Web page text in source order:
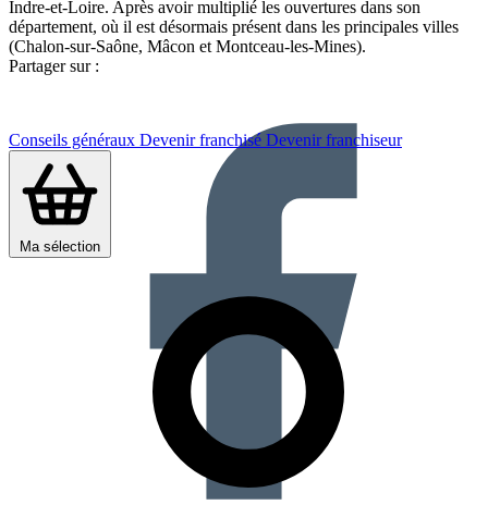
Conseils généraux Devenir franchisé Devenir franchiseur
Ma sélection
Indre-et-Loire. Après avoir multiplié les ouvertures dans son
département, où il est désormais présent dans les principales villes
(Chalon-sur-Saône, Mâcon et Montceau-les-Mines).
Partager sur :